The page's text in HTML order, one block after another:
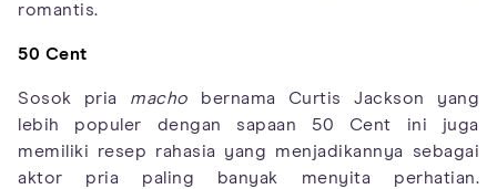
romantis.
50 Cent
Sosok pria macho bernama Curtis Jackson yang
lebih populer dengan sapaan 50 Cent ini juga
memiliki resep rahasia yang menjadikannya sebagai
aktor pria paling banyak menyita perhatian.